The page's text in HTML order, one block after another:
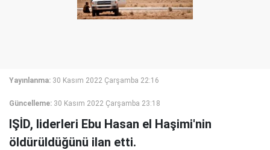
Yayınlanma: 30 Kasım 2022 Çarşamba 22:16
Güncelleme: 30 Kasım 2022 Çarşamba 23:18
IŞİD, liderleri Ebu Hasan el Haşimi'nin
öldürüldüğünü ilan etti.